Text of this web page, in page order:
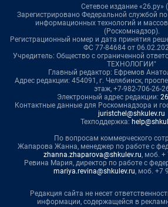
Сетевое издание «26.ру»
Зарегистрировано Федеральной службой
информационных технологий и
(Роскомнадзор).
Регистрационный номер и дата принятия
ФС 77-84684 от
Учредитель: Общество с ограниченной
ТЕХНОЛОГИИ"
Главный редактор: Ефремов
Адрес редакции: 454091, г. Челябинск,
этаж, +7-982-706-26-
Электронный адрес редакции:
Контактные данные для Роскомнадзора и
juristchel@shkulev.ru
Техподдержка:
По вопросам коммерческого
Жапарова Жанна, менеджер по работе с
zhanna.zhaparova@shkulev.ru, моб. +
Ревина Мария, директор по работе с
mariya.revina@shkulev.ru, моб. +7
Редакция сайта не несет
информации, содержащейся в